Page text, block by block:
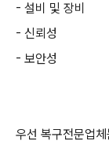
- 설비 및 장비
- 신뢰성
- 보안성
우선 복구전문업